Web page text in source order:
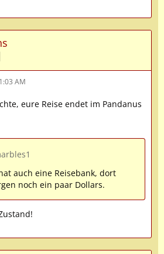
AM
eure Reise endet im Pandanus
auch eine Reisebank, dort
noch ein paar Dollars.